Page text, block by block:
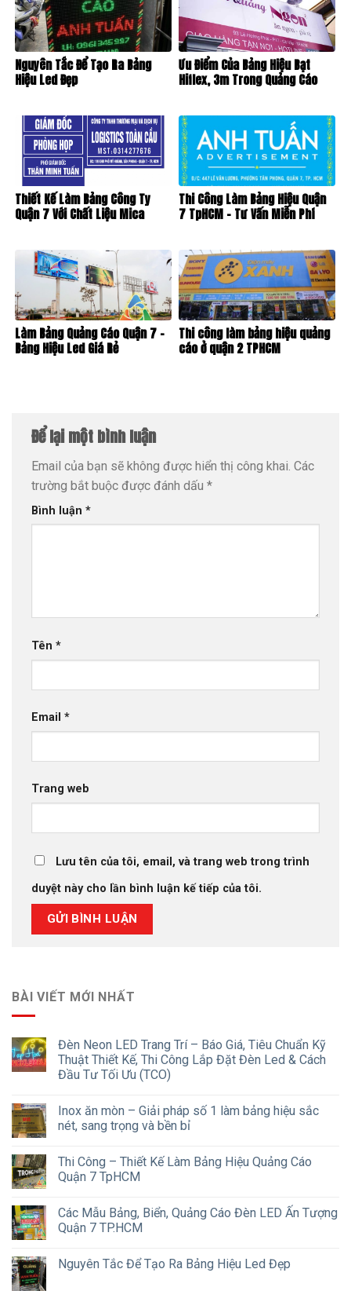
Nguyên Tắc Để Tạo Ra Bảng
Hiệu Led Đẹp
Ưu Điểm Của Bảng Hiệu Bạt
Hiflex, 3m Trong Quảng Cáo
Thiết Kế Làm Bảng Công Ty
Quận 7 Với Chất Liệu Mica
Thi Công Làm Bảng Hiệu Quận
7 TpHCM – Tư Vấn Miễn Phí
Làm Bảng Quảng Cáo Quận 7 –
Bảng Hiệu Led Giá Rẻ
Thi công làm bảng hiệu quảng
cáo ở quận 2 TPHCM
Để lại một bình luận
Email của bạn sẽ không được hiển thị công khai. Các
trường bắt buộc được đánh dấu *
Bình luận *
Tên *
Email *
Trang web
Lưu tên của tôi, email, và trang web trong trình
duyệt này cho lần bình luận kế tiếp của tôi.
BÀI VIẾT MỚI NHẤT
Đèn Neon LED Trang Trí – Báo Giá, Tiêu Chuẩn Kỹ
Thuật Thiết Kế, Thi Công Lắp Đặt Đèn Led & Cách
Đầu Tư Tối Ưu (TCO)
Inox ăn mòn – Giải pháp số 1 làm bảng hiệu sắc
nét, sang trọng và bền bỉ
Thi Công – Thiết Kế Làm Bảng Hiệu Quảng Cáo
Quận 7 TpHCM
Các Mẫu Bảng, Biển, Quảng Cáo Đèn LED Ấn Tượng
Quận 7 TP.HCM
Nguyên Tắc Để Tạo Ra Bảng Hiệu Led Đẹp